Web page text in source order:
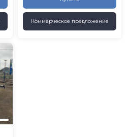
Коммерческое предложение